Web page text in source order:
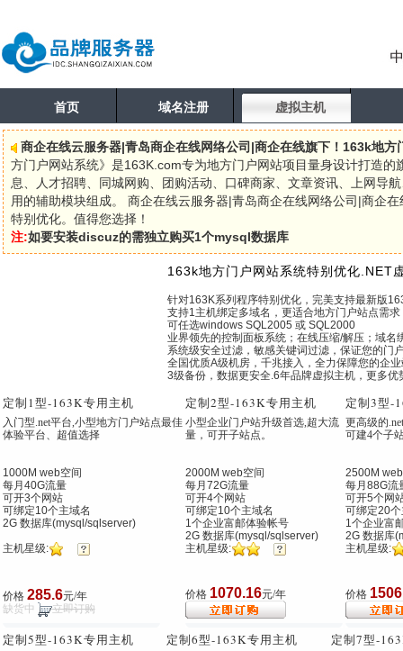
首页 域名注册 虚拟主机
商企在线云服务器|青岛商企在线网络公司|商企在线旗下！163k地方
方门户网站系统》是163K.com专为地方门户网站项目量身设计打造
息、人才招聘、同城网购、团购活动、口碑商家、文章资讯、上网导
用的辅助模块组成。 商企在线云服务器|青岛商企在线网络公司|商企
特别优化。值得您选择！
注:如要安装discuz的需独立购买1个mysql数据库
163k地方门户网站系统特别优化.NET
针对163K系列程序特别优化，完美支持最新版
支持1主机绑定多域名，更适合地方门户站点需求
可任选windows SQL2005 或 SQL2000
业界领先的控制面板系统；在线压缩/解压；域名
系统级安全过滤，敏感关键词过滤，保证您的门
全国优质A级机房，千兆接入，全力保障您的企
3级备份，数据更安全.6年品牌虚拟主机，更多
定制1型-163K专用主机
入门型.net平台,小型地方门户站点最佳
体验平台、超值选择
1000M web空间
每月40G流量
可开3个网站
可绑定10个主域名
2G 数据库(mysql/sqlserver)
主机星级:
定制2型-163K专用主机
小型企业门户站升级首选,超大流
量，可开子站点。
2000M web空间
每月72G流量
可开4个网站
可绑定10个主域名
1个企业富邮体验帐号
2G 数据库(mysql/sqlserver)
主机星级:
定制3型-
更高级的
可建4个子
2500M
每月88G流
可开5个网
可绑定20
1个企业富
2G 数据库
主机星级:
价格 285.6元/年
缺货中
立即订购
价格 1070.16元/年 价格
定制5型-163K专用主机 定制6型-163K专用主机 定制7型-